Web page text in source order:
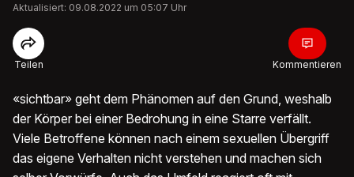
Aktualisiert: 09.08.2022 um 05:07 Uhr
Teilen Kommentieren
«sichtbar» geht dem Phänomen auf den Grund, weshalb
der Körper bei einer Bedrohung in eine Starre verfällt.
Viele Betroffene können nach einem sexuellen Übergriff
das eigene Verhalten nicht verstehen und machen sich